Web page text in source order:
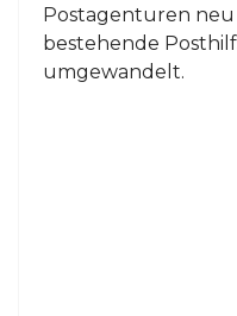
Postagenturen
bestehende
umgewandelt.